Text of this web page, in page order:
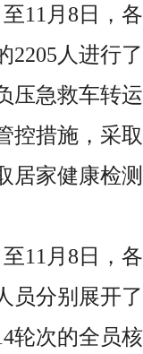
至11月8日，
2205人进行
压急救车转
控措施，采
居家健康检
至11月8日，
员分别展开
轮次的全员